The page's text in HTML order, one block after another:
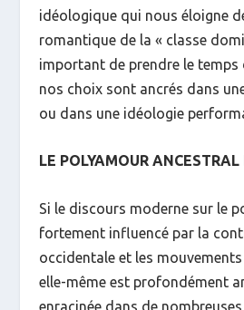
idéologique qui nous éloigne
romantique de la « classe
important de prendre le temps
nos choix sont ancrés dans
ou dans une idéologie
LE POLYAMOUR ANCESTRAL
Si le discours moderne sur le
fortement influencé par la
occidentale et les
elle-même est profondément
enracinée dans de